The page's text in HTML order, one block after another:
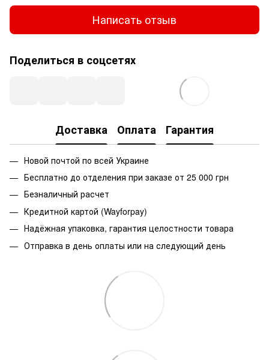
Написать отзыв
Поделиться в соцсетях
Доставка Оплата Гарантия
Новой почтой по всей Украине
Бесплатно до отделения при заказе от 25 000 грн
Безналичный расчет
Кредитной картой (Wayforpay)
Надёжная упаковка, гарантия целостности товара
Отправка в день оплаты или на следующий день